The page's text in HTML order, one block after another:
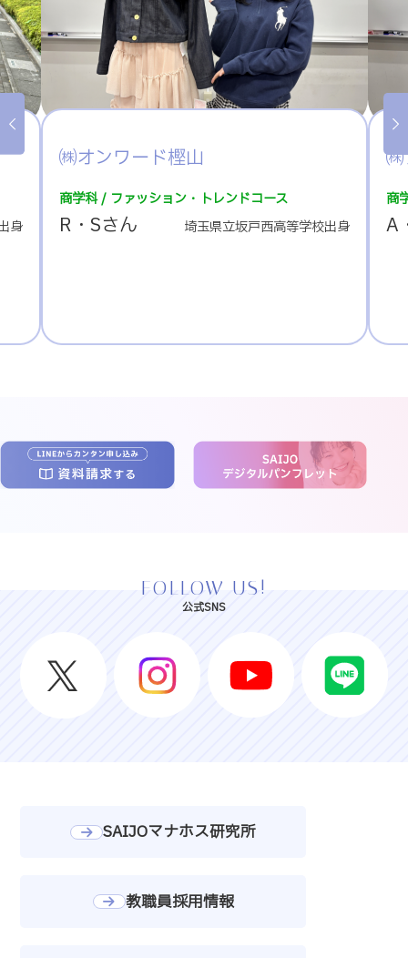
戸西高等学校出身
㈱アール・エス・シー
商学科 / ファッション・トレンドコース
A・Mさん 長野県立大町岳陽高等学
FOLLOW US!
公式SNS
SAIJOマナホス研究所
教職員採用情報